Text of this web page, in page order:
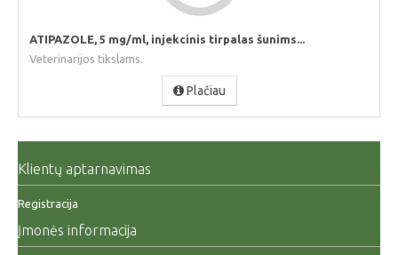
ATIPAZOLE, 5 mg/ml, injekcinis tirpalas šunims...
Veterinarijos tikslams.
Plačiau
Klientų aptarnavimas
Registracija
Įmonės informacija